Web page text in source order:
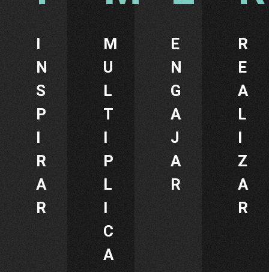
I
N
S
P
I
R
A
R
M
U
L
T
I
P
L
I
C
A
E
N
G
A
J
A
R
R
E
A
L
I
Z
A
R